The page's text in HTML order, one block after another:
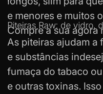
e menores e muitos
Compre a sua agora
Piteiras Raw: de vidro,
As piteiras ajudam a
e substâncias
fumaça do tabaco
e outras toxinas.